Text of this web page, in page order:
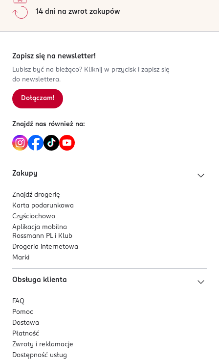
14 dni na zwrot zakupów
Zapisz się na newsletter!
Lubisz być na bieżąco? Kliknij w przycisk i zapisz się
do newslettera.
Dołączam!
Znajdź nas również na:
Zakupy
Znajdź drogerię
Karta podarunkowa
Czyściochowo
Aplikacja mobilna
Rossmann PL i Klub
Drogeria internetowa
Marki
Obsługa klienta
FAQ
Pomoc
Dostawa
Płatność
Zwroty i reklamacje
Dostępność usług